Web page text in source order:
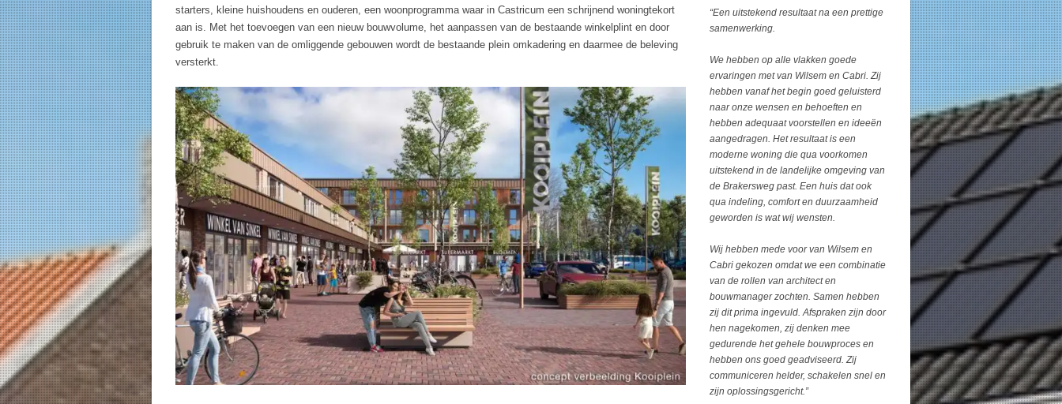
starters, kleine huishoudens en ouderen, een woonprogramma waar in Castricum een schrijnend woningtekort
aan is. Met het toevoegen van een nieuw bouwvolume, het aanpassen van de bestaande winkelplint en door
gebruik te maken van de omliggende gebouwen wordt de bestaande plein omkadering en daarmee de beleving
versterkt.
“Een uitstekend resultaat na een prettige
samenwerking.
We hebben op alle vlakken goede
ervaringen met van Wilsem en Cabri. Zij
hebben vanaf het begin goed geluisterd
naar onze wensen en behoeften en
hebben adequaat voorstellen en ideeën
aangedragen. Het resultaat is een
moderne woning die qua voorkomen
uitstekend in de landelijke omgeving van
de Brakersweg past. Een huis dat ook
qua indeling, comfort en duurzaamheid
geworden is wat wij wensten.
Wij hebben mede voor van Wilsem en
Cabri gekozen omdat we een combinatie
van de rollen van architect en
bouwmanager zochten. Samen hebben
zij dit prima ingevuld. Afspraken zijn door
hen nagekomen, zij denken mee
gedurende het gehele bouwproces en
hebben ons goed geadviseerd. Zij
communiceren helder, schakelen snel en
zijn oplossingsgericht.”